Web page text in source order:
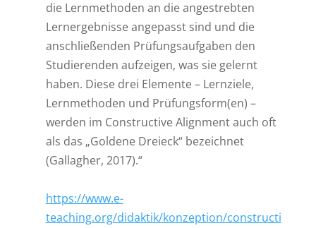
die Lernmethoden an die angestrebten
Lernergebnisse angepasst sind und die
anschließenden Prüfungsaufgaben den
Studierenden aufzeigen, was sie gelernt
haben. Diese drei Elemente – Lernziele,
Lernmethoden und Prüfungsform(en) –
werden im Constructive Alignment auch oft
als das „Goldene Dreieck“ bezeichnet
(Gallagher, 2017).“
https://www.e-
teaching.org/didaktik/konzeption/constructi